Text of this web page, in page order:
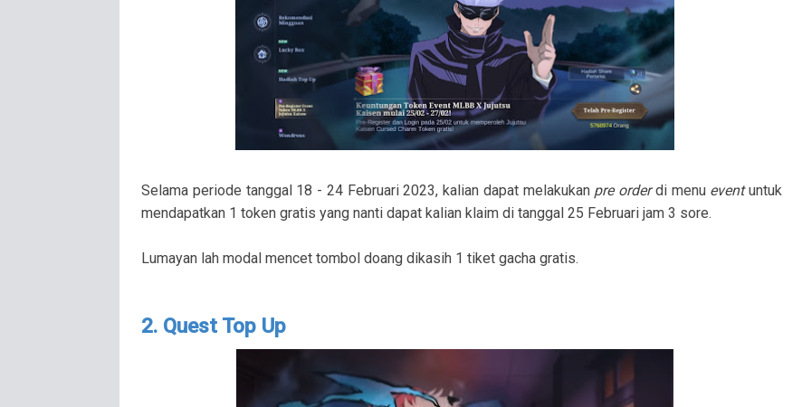
Selama periode tanggal 18 - 24 Februari 2023, kalian dapat melakukan pre orderdi menu eventuntuk
mendapatkan 1 token gratis yang nanti dapat kalian klaim di tanggal 25 Februari jam 3 sore.
Lumayan lah modal mencet tombol doang dikasih 1 tiket gacha gratis.
2. Quest Top Up